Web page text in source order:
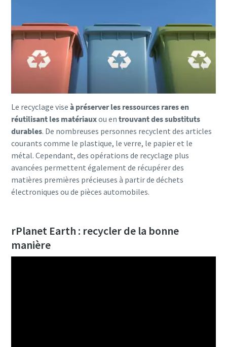
Le recyclage vise à préserver les ressources rares en
réutilisant les matériauxou en trouvant des substituts
durables. De nombreuses personnes recyclent des articles
courants comme le plastique, le verre, le papier et le
métal. Cependant, des opérations de recyclage plus
avancées permettent également de récupérer des
matières premières précieuses à partir de déchets
électroniques ou de pièces automobiles.
rPlanet Earth : recycler de la bonne
manière